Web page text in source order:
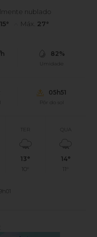
nublado
15° Máx. 27°
82%
Umidade
05h51
Pôr do sol
TER
13°
10°
QUA
14°
11°